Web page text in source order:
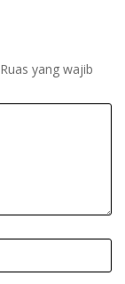
Ruas yang wajib